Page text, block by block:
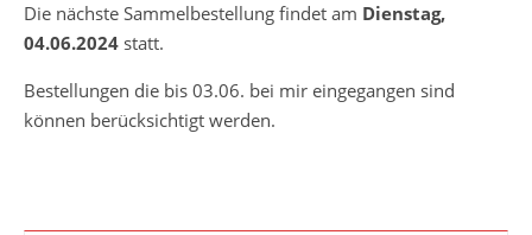
Die nächste Sammelbestellung findet am Dienstag,
04.06.2024 statt.
Bestellungen die bis 03.06. bei mir eingegangen sind
können berücksichtigt werden.